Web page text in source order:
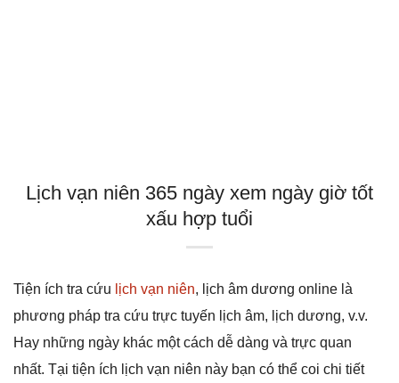
Lịch vạn niên 365 ngày xem ngày giờ tốt
xấu hợp tuổi
Tiện ích tra cứu lịch vạn niên, lịch âm dương online là
phương pháp tra cứu trực tuyến lịch âm, lịch dương, v.v.
Hay những ngày khác một cách dễ dàng và trực quan
nhất. Tại tiện ích lịch vạn niên này bạn có thể coi chi tiết